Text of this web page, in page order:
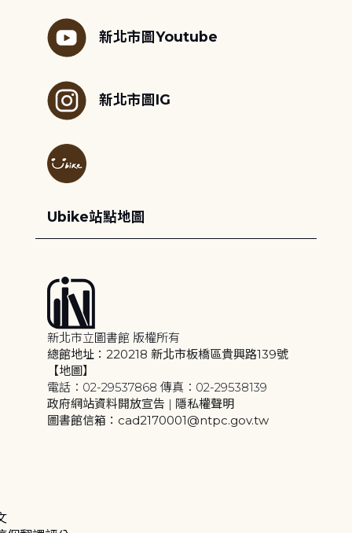
新北市圖Youtube
新北市圖IG
Ubike站點地圖
新北市立圖書館 版權所有
總館地址：220218 新北市板橋區貴興路139號
【地圖】
電話：02-29537868 傳真：02-29538139
政府網站資料開放宣告 | 隱私權聲明
圖書館信箱：cad2170001@ntpc.gov.tw